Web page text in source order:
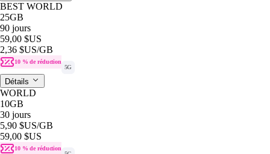
BEST WORLD
25GB
90 jours
59,00 $US
2,36 $US/GB
10 % de réduction
5G
Détails
WORLD
10GB
30 jours
5,90 $US/GB
59,00 $US
10 % de réduction